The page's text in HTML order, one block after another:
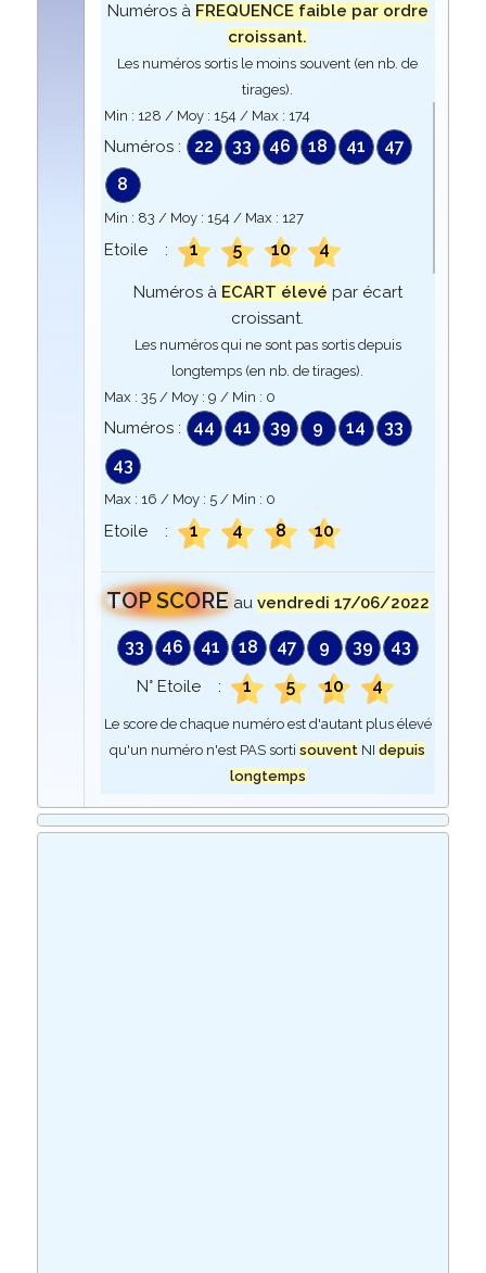
Numéros à FREQUENCE faible par ordre
croissant.
Les numéros sortis le moins souvent (en nb. de
tirages).
Min : 128 / Moy : 154 / Max : 174
Numéros : 22 33 46 18 41
47
8
Min : 83 / Moy : 154 / Max : 127
Etoile : 1 5 10 4
Numéros à ECART élevé par écart
croissant.
Les numéros qui ne sont pas sortis depuis
longtemps (en nb. de tirages).
Max : 35/ Moy : 9 / Min : 0
Numéros : 44 41 39 9 14
33
43
Max : 16 / Moy : 5/ Min : 0
Etoile : 1 4 8 10
TOP SCORE au vendredi 17/06/2022
33 46 41 18 47 9 39 43
N° Etoile : 1 5 10 4
Le score de chaque numéro est d'autant plus élevé
qu'un numéro n'est PAS sortisouvent NIdepuis
longtemps